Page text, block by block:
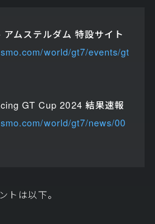
ムステルダム 特設サイト
world/gt7/events/gt
GT Cup 2024 結果速報
world/gt7/news/00
トは以下。